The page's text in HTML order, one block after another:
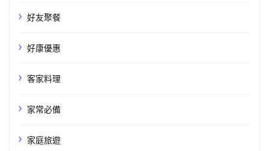
好友聚餐
好康優惠
客家料理
家常必備
家庭旅遊